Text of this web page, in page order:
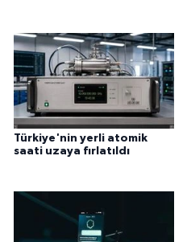
Türkiye'nin yerli atomik
saati uzaya fırlatıldı